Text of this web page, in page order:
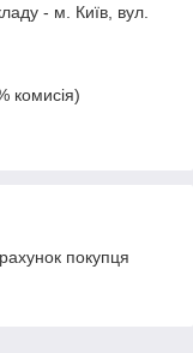
- м. Київ, вул.
комисія)
покупця